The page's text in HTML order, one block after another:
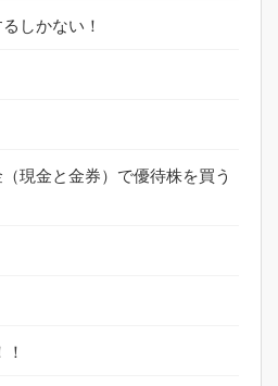
しかない！
現金と金券）で優待株を買う